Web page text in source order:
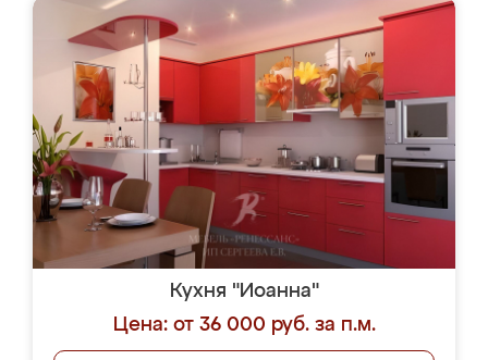
Кухня "Иоанна"
Цена: от 36 000 руб. за п.м.